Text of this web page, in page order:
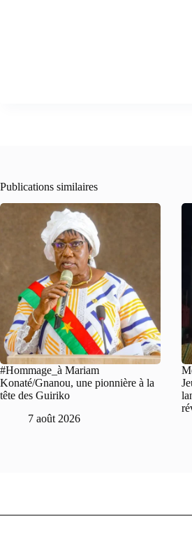
Publications similaires
#Hommage_à Mariam
Konaté/Gnanou, une pionnière à la
tête des Guiriko
7 août 2026